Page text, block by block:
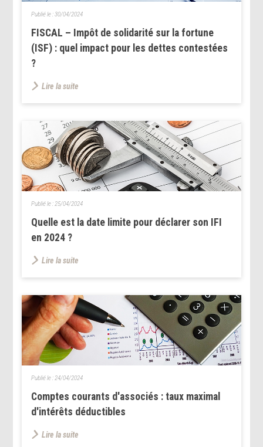
FISCAL – Impôt de solidarité sur la fortune
(ISF) : quel impact pour les dettes contestées
?
Publié le :30/04/2024
Lire la suite
Quelle est la date limite pour déclarer son IFI
en 2024 ?
Publié le : 25/04/2024
Lire la suite
Comptes courants d'associés : taux maximal
d'intérêts déductibles
Publié le : 24/04/2024
Lire la suite